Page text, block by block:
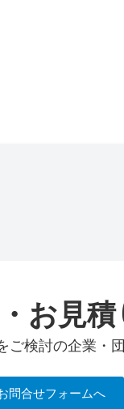
お見
ご検討の企業・団
問合せフォームへ